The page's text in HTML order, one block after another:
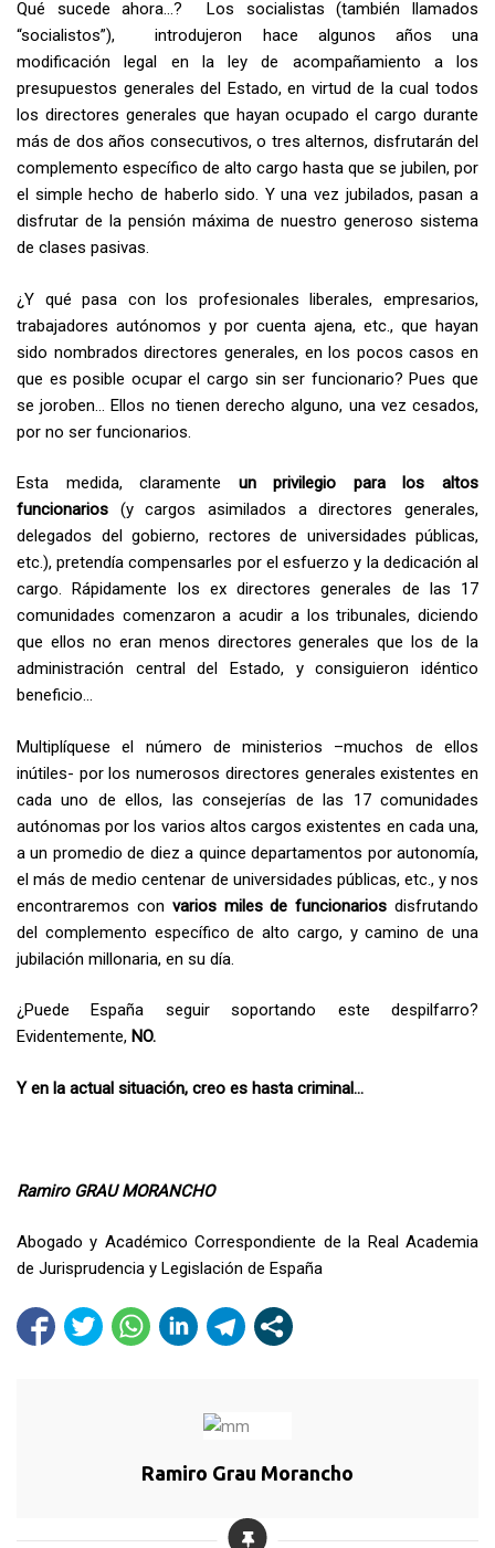
Qué sucede ahora…? Los socialistas (también llamados
“socialistos”), introdujeron hace algunos años una
modificación legal en la ley de acompañamiento a los
presupuestos generales del Estado, en virtud de la cual todos
los directores generales que hayan ocupado el cargo durante
más de dos años consecutivos, o tres alternos, disfrutarán del
complemento específico de alto cargo hasta que se jubilen, por
el simple hecho de haberlo sido. Y una vez jubilados, pasan a
disfrutar de la pensión máxima de nuestro generoso sistema
de clases pasivas.
¿Y qué pasa con los profesionales liberales, empresarios,
trabajadores autónomos y por cuenta ajena, etc., que hayan
sido nombrados directores generales, en los pocos casos en
que es posible ocupar el cargo sin ser funcionario? Pues que
se joroben… Ellos no tienen derecho alguno, una vez cesados,
por no ser funcionarios.
Esta medida, claramente un privilegio para los altos
funcionarios (y cargos asimilados a directores generales,
delegados del gobierno, rectores de universidades públicas,
etc.), pretendía compensarles por el esfuerzo y la dedicación al
cargo. Rápidamente los ex directores generales de las 17
comunidades comenzaron a acudir a los tribunales, diciendo
que ellos no eran menos directores generales que los de la
administración central del Estado, y consiguieron idéntico
beneficio…
Multiplíquese el número de ministerios –muchos de ellos
inútiles- por los numerosos directores generales existentes en
cada uno de ellos, las consejerías de las 17 comunidades
autónomas por los varios altos cargos existentes en cada una,
a un promedio de diez a quince departamentos por autonomía,
el más de medio centenar de universidades públicas, etc., y nos
encontraremos con varios miles de funcionarios disfrutando
del complemento específico de alto cargo, y camino de una
jubilación millonaria, en su día.
¿Puede España seguir soportando este despilfarro?
Evidentemente, NO.
Y en la actual situación, creo es hasta criminal…
Ramiro GRAU MORANCHO
Abogado y Académico Correspondiente de la Real Academia
de Jurisprudencia y Legislación de España
Ramiro Grau Morancho